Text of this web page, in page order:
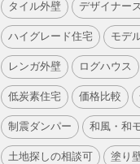
タイル外壁 デザイナー
ハイグレード住宅 モデ
レンガ外壁 ログハウス
低炭素住宅 価格比較
制震ダンパー 和風・和
土地探しの相談可 塗り